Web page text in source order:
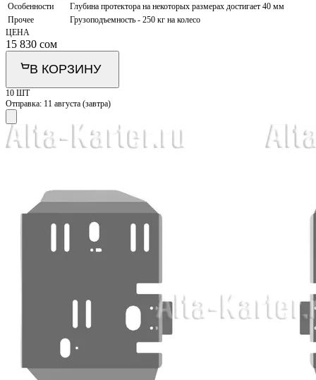
Особенности
Глубина протектора на некоторых размерах достигает 40 мм
Прочее
Грузоподъемность - 250 кг на колесо
ЦЕНА
15 830 сом
В КОРЗИНУ
10 ШТ
Отправка: 11 августа (завтра)